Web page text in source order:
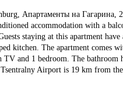
Апартаменты на Гагарина,
accommodation with a
staying at this apartment have
kitchen. The apartment comes
TV and 1 bedroom. The bathroom
Airport is 19 km from the